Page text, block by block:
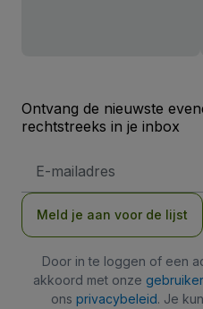
Ontvang de nieuwste
rechtstreeks in je inbox
mailadres
Meld je aan voor de lijst
Door in te loggen of een
akkoord met onze
ons privacybeleid. Je